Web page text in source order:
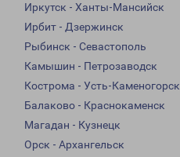
Иркутск - Ханты-Мансийск
Ирбит - Дзержинск
Рыбинск - Севастополь
Камышин - Петрозаводск
Кострома - Усть-Каменогорск
Балаково - Краснокаменск
Магадан - Кузнецк
Орск - Архангельск